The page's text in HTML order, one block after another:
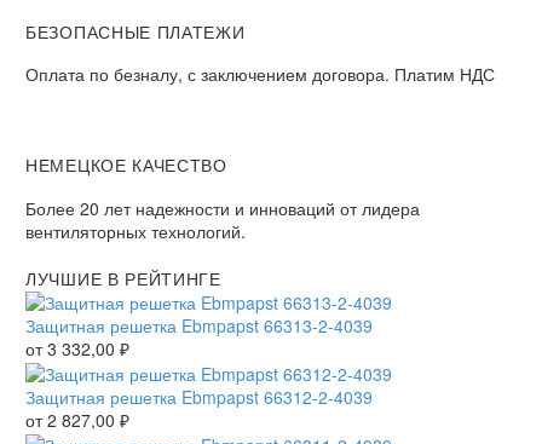
БЕЗОПАСНЫЕ ПЛАТЕЖИ
Оплата по безналу, с заключением договора. Платим НДС
НЕМЕЦКОЕ КАЧЕСТВО
Более 20 лет надежности и инноваций от лидера
вентиляторных технологий.
ЛУЧШИЕ В РЕЙТИНГЕ
Защитная решетка Ebmpapst 66313-2-4039
от3 332,00 ₽
Защитная решетка Ebmpapst 66312-2-4039
от2 827,00 ₽